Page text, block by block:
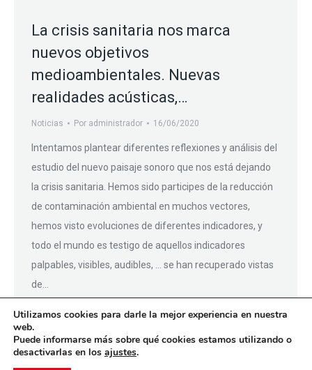
La crisis sanitaria nos marca
nuevos objetivos
medioambientales. Nuevas
realidades acústicas,…
Noticias Por administrador 16/06/2020
Intentamos plantear diferentes reflexiones y análisis del
estudio del nuevo paisaje sonoro que nos está dejando
la crisis sanitaria. Hemos sido participes de la reducción
de contaminación ambiental en muchos vectores,
hemos visto evoluciones de diferentes indicadores, y
todo el mundo es testigo de aquellos indicadores
palpables, visibles, audibles, … se han recuperado vistas
de…
Utilizamos cookies para darle la mejor experiencia en nuestra
web.
Puede informarse más sobre qué cookies estamos utilizando o
desactivarlas en los ajustes.